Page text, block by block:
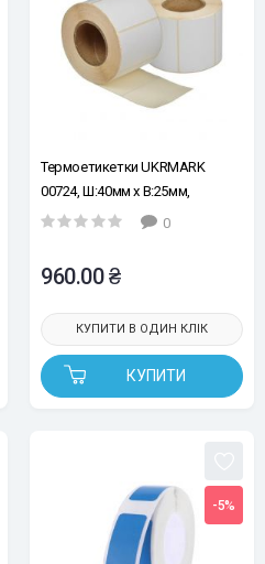
Термоетикетки UKRMARK
00724, Ш:40мм х В:25мм,
рул.1000шт. термопапір, білі,
0
960.00 ₴
КУПИТИ
КУПИТИ В ОДИН КЛІК
-5%